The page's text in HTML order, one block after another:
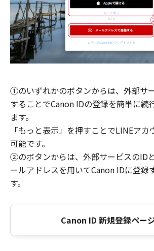
①のいずれかのボタンからは、外部サ
することでCanon IDの登録を簡単に続
ます。
「もっと表示」を押すことでLINEアカ
可能です。
②のボタンからは、外部サービスのID
ールアドレスを用いてCanon IDに登録
す。
Canon ID 新規登録ペー